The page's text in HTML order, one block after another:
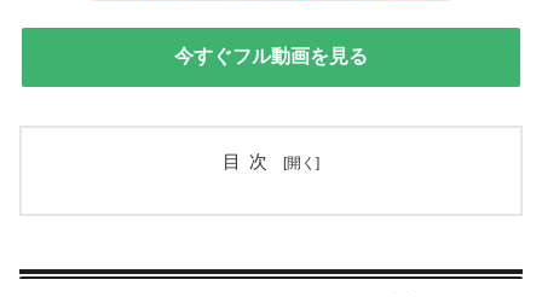
今すぐフル動画を見る
目次